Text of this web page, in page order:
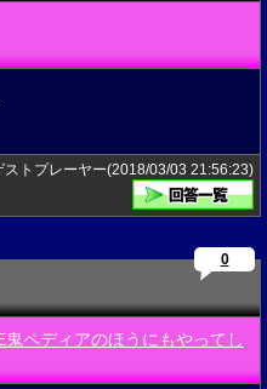
ストプレーヤー(2018/03/03 21:56:23)
0
ペディアのほうにもやってし